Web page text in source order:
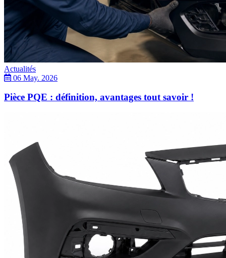
Actualités
06 May. 2026
Pièce PQE : définition, avantages tout savoir !